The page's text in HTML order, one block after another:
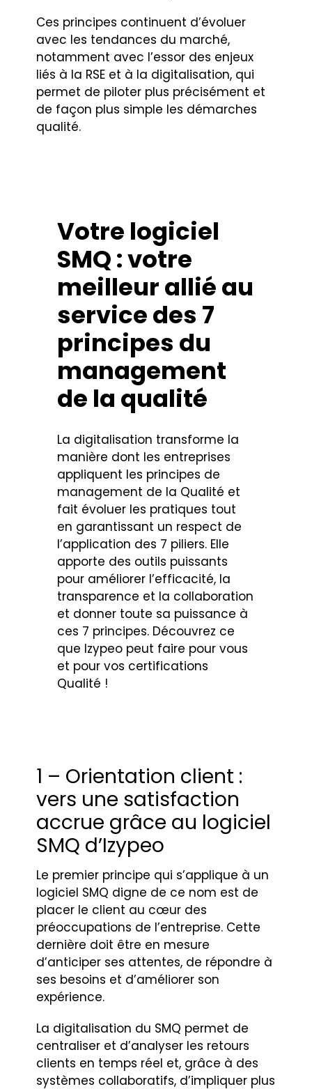
Ces principes continuent d’évoluer
avec les tendances du marché,
notamment avec l’essor des enjeux
liés à la RSE et à la digitalisation, qui
permet de piloter plus précisément et
de façon plus simple les démarches
qualité.
Votre logiciel
SMQ : votre
meilleur allié au
service des 7
principes du
management
de la qualité
La digitalisation transforme la
manière dont les entreprises
appliquent les principes de
management de la Qualité et
fait évoluer les pratiques tout
en garantissant un respect de
l’application des 7 piliers. Elle
apporte des outils puissants
pour améliorer l’efficacité, la
transparence et la collaboration
et donner toute sa puissance à
ces 7 principes. Découvrez ce
que Izypeo peut faire pour vous
et pour vos certifications
Qualité !
1 – Orientation client :
vers une satisfaction
accrue grâce au logiciel
SMQ d’Izypeo
Le premier principe qui s’applique à un
logiciel SMQ digne de ce nom est de
placer le client au cœur des
préoccupations de l’entreprise. Cette
dernière doit être en mesure
d’anticiper ses attentes, de répondre à
ses besoins et d’améliorer son
expérience.
La digitalisation du SMQ permet de
centraliser et d’analyser les retours
clients en temps réel et, grâce à des
systèmes collaboratifs, d’impliquer plus